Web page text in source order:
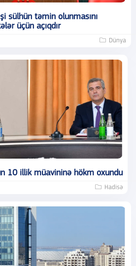
sülhün təmin olunmasını
üçün açıqdır
Dünya
10 illik müavininə hökm oxundu
Hadisə